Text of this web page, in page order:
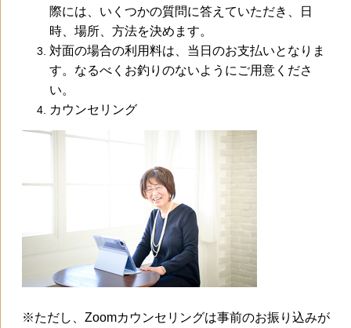
際には、いくつかの質問に答えていただき、日
時、場所、方法を決めます。
対面の場合の利用料は、当日のお支払いとなりま
す。なるべくお釣りのないようにご用意くださ
い。
カウンセリング
※ただし、Zoomカウンセリングは事前のお振り込みが